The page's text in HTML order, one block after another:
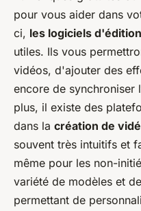
pour vous aider dans
ci, les logiciels
utiles. Ils vous
vidéos, d'ajouter des
encore de synchroniser
plus, il existe des
dans la création de
souvent très intuitifs et
même pour les non-
variété de modèles et
permettant de